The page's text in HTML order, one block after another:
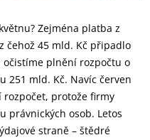
Zejména platba z
čehož 45 mld. Kč připadlo
očistíme plnění rozpočtu o
251 mld. Kč. Navíc červen
protože firmy
právnických osob. Letos
straně – štědré